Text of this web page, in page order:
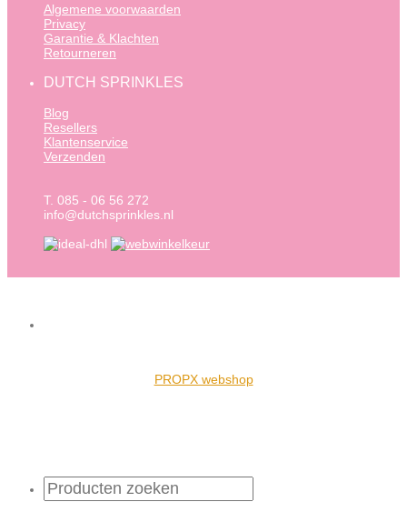
Algemene voorwaarden
Privacy
Garantie & Klachten
Retourneren
DUTCH SPRINKLES
Blog
Resellers
Klantenservice
Verzenden
T. 085 - 06 56 272
info@dutchsprinkles.nl
PROPX webshop